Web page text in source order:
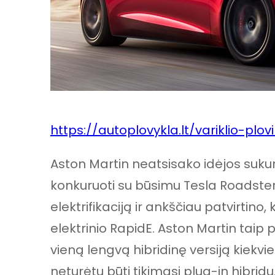
https://autoplovykla.lt/variklio-
Aston Martin neatsisako idėjos
konkuruoti su būsimu Tesla
elektrifikaciją ir ankščiau patvirtino,
elektrinio RapidE. Aston Martin
vieną lengvą hibridinę versiją